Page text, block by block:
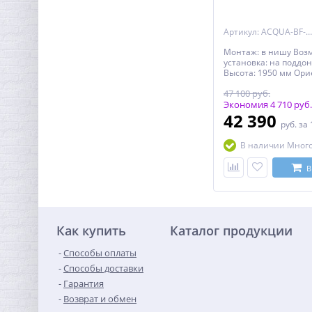
Артикул: ACQUA-BF-1-150-C-Cr
Монтаж: в нишу
установка: на
Высота: 1950 мм
двери: раздвижная
полотна двери: Сr
(чёрный).
двери: 1 Толщина
8 мм Цвет профиля:
Материал полотна
закаленное стекло
ширины:
боковых профилей
Ресурс
47 100 руб.
Экономия 4 710 руб.
42 390 руб. за
В наличии
Как купить
Способы оплаты
Способы доставки
Гарантия
Возврат и обмен
Каталог продукции